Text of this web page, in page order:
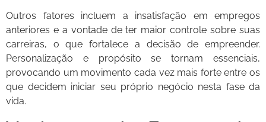
Outros fatores incluem a insatisfação em empregos
anteriores e a vontade de ter maior controle sobre suas
carreiras, o que fortalece a decisão de empreender.
Personalização e propósito se tornam essenciais,
provocando um movimento cada vez mais forte entre os
que decidem iniciar seu próprio negócio nesta fase da
vida.